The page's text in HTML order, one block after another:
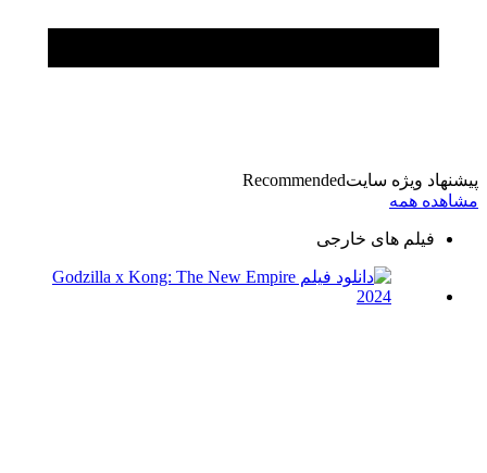
پیشنهاد ویژه سایتRecommended
مشاهده همه
فیلم های خارجی